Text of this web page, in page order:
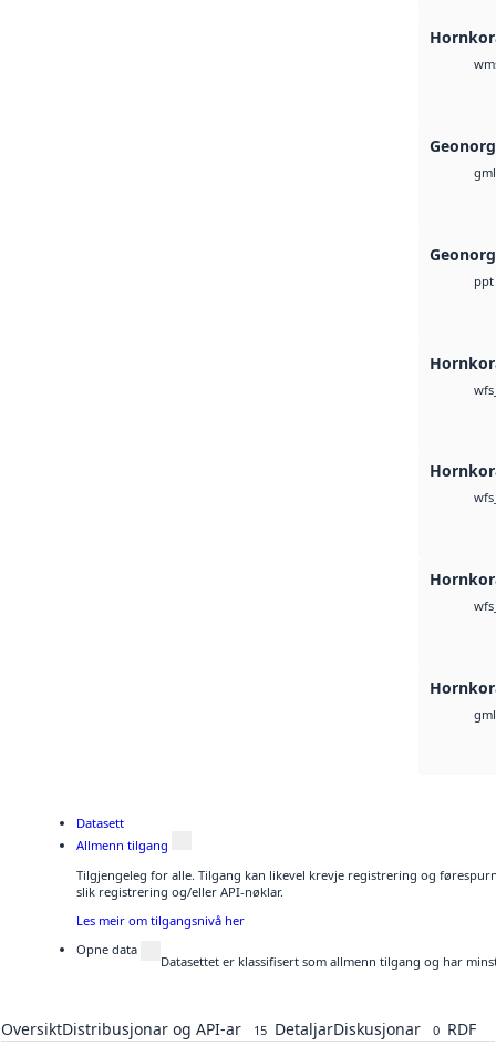
gml
ppt
gml
Datasett
Allmenn tilgang
Tilgjengeleg for alle. Tilgang kan likevel krevje registrering og
slik registrering og/eller API-nøklar.
Les meir om tilgangsnivå her
Opne data
Datasettet er klassifisert som allmenn tilgang og har
OversiktDistribusjonar og API-ar 15 DetaljarDiskusjonar 0 RDF